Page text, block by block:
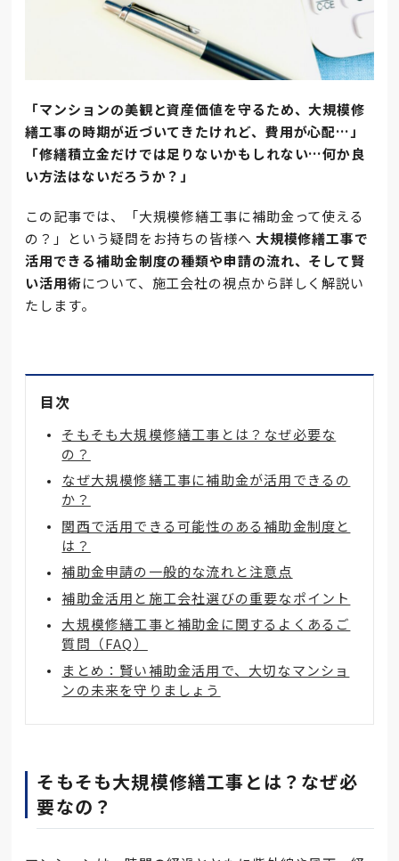
「マンションの美観と資産価値を守るため、大規模修
繕工事の時期が近づいてきたけれど、費用が心配…」
「修繕積立金だけでは足りないかもしれない…何か良
い方法はないだろうか？」
この記事では、「大規模修繕工事に補助金って使える
の？」という疑問をお持ちの皆様へ 大規模修繕工事で
活用できる補助金制度の種類や申請の流れ、そして賢
い活用術について、施工会社の視点から詳しく解説い
たします。
目次
そもそも大規模修繕工事とは？なぜ必要な
の？
なぜ大規模修繕工事に補助金が活用できるの
か？
関西で活用できる可能性のある補助金制度と
は？
補助金申請の一般的な流れと注意点
補助金活用と施工会社選びの重要なポイント
大規模修繕工事と補助金に関するよくあるご
質問（FAQ）
まとめ：賢い補助金活用で、大切なマンショ
ンの未来を守りましょう
そもそも大規模修繕工事とは？なぜ必
要なの？